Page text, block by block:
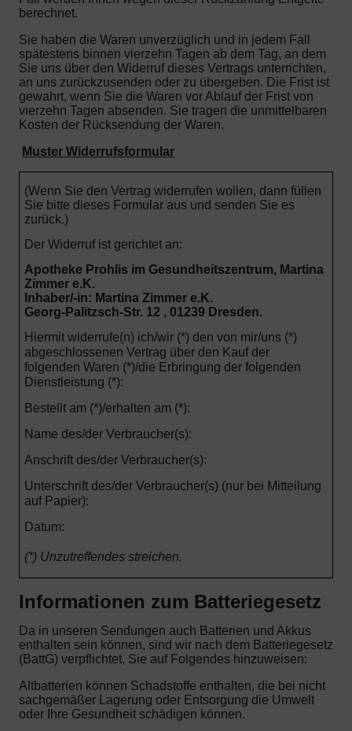
berechnet.
Sie haben die Waren unverzüglich und in jedem Fall
spätestens binnen vierzehn Tagen ab dem Tag, an dem
Sie uns über den Widerruf dieses Vertrags unterrichten,
an uns zurückzusenden oder zu übergeben. Die Frist ist
gewahrt, wenn Sie die Waren vor Ablauf der Frist von
vierzehn Tagen absenden. Sie tragen die unmittelbaren
Kosten der Rücksendung der Waren.
Muster Widerrufsformular
(Wenn Sie den Vertrag widerrufen wollen, dann füllen
Sie bitte dieses Formular aus und senden Sie es
zurück.)
Der Widerruf ist gerichtet an:
Apotheke Prohlis im Gesundheitszentrum, Martina
Zimmer e.K.
Inhaber/-in: Martina Zimmer e.K.
Georg-Palitzsch-Str. 12 , 01239 Dresden.
Hiermit widerrufe(n) ich/wir (*) den von mir/uns (*)
abgeschlossenen Vertrag über den Kauf der
folgenden Waren (*)/die Erbringung der folgenden
Dienstleistung (*):
Bestellt am (*)/erhalten am (*):
Name des/der Verbraucher(s):
Anschrift des/der Verbraucher(s):
Unterschrift des/der Verbraucher(s) (nur bei Mitteilung
auf Papier):
Datum:
(*) Unzutreffendes streichen.
Informationen zum Batteriegesetz
Da in unseren Sendungen auch Batterien und Akkus
enthalten sein können, sind wir nach dem Batteriegesetz
(BattG) verpflichtet, Sie auf Folgendes hinzuweisen:
Altbatterien können Schadstoffe enthalten, die bei nicht
sachgemäßer Lagerung oder Entsorgung die Umwelt
oder Ihre Gesundheit schädigen können.